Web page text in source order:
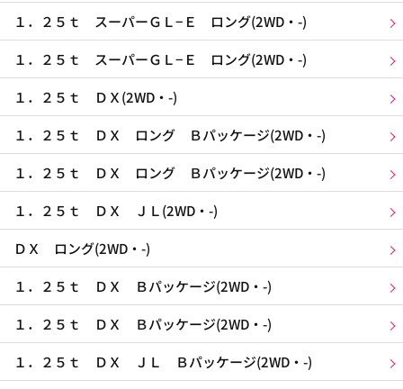
１．２５ｔ スーパーＧＬ−Ｅ ロング(2WD・-)
１．２５ｔ スーパーＧＬ−Ｅ ロング(2WD・-)
１．２５ｔ ＤＸ(2WD・-)
１．２５ｔ ＤＸ ロング Ｂパッケージ(2WD・-)
１．２５ｔ ＤＸ ロング Ｂパッケージ(2WD・-)
１．２５ｔ ＤＸ ＪＬ(2WD・-)
ＤＸ ロング(2WD・-)
１．２５ｔ ＤＸ Ｂパッケージ(2WD・-)
１．２５ｔ ＤＸ Ｂパッケージ(2WD・-)
１．２５ｔ ＤＸ ＪＬ Ｂパッケージ(2WD・-)